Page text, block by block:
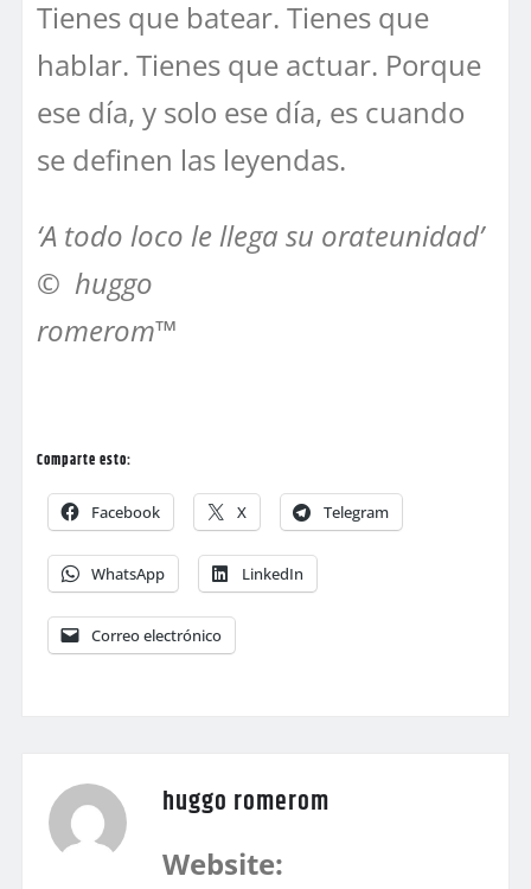
Tienes que batear. Tienes que
hablar. Tienes que actuar. Porque
ese día, y solo ese día, es cuando
se definen las leyendas.
‘A todo loco le llega su orateunidad’
© huggo
romerom™
Comparte esto:
Facebook X Telegram
WhatsApp LinkedIn
Correo electrónico
huggo romerom
Website: